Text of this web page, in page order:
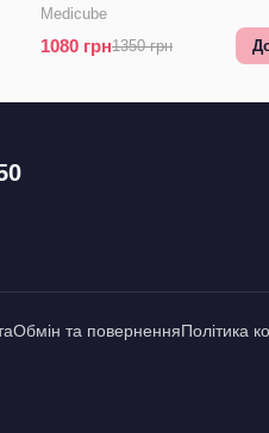
спікулами Medicube PDRN
Collagen Exosome Shot 7500
Medicube
1080 грн1350грн
Обмін та поверненняПолітика